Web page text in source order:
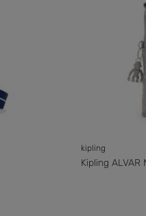
kipling
Kipling